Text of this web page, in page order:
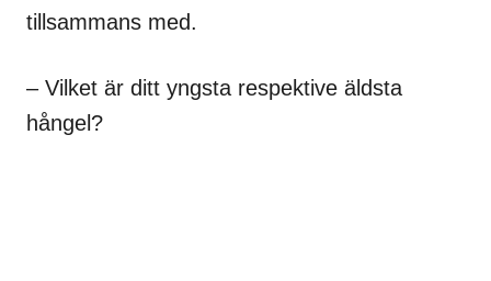
tillsammans med.
– Vilket är ditt yngsta respektive äldsta
hångel?